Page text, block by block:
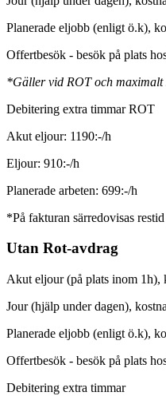
Planerade eljobb (enligt ö.k),
Offertbesök - besök på plats
*Gäller vid ROT och maximalt
Debitering extra timmar ROT
Akut eljour: 1190:-/h
Eljour: 910:-/h
Planerade arbeten: 699:-/h
*På fakturan särredovisas
Utan Rot-avdrag
Akut eljour (på plats inom 1h),
Jour (hjälp under dagen),
Planerade eljobb (enligt ö.k),
Offertbesök - besök på plats
Debitering extra timmar